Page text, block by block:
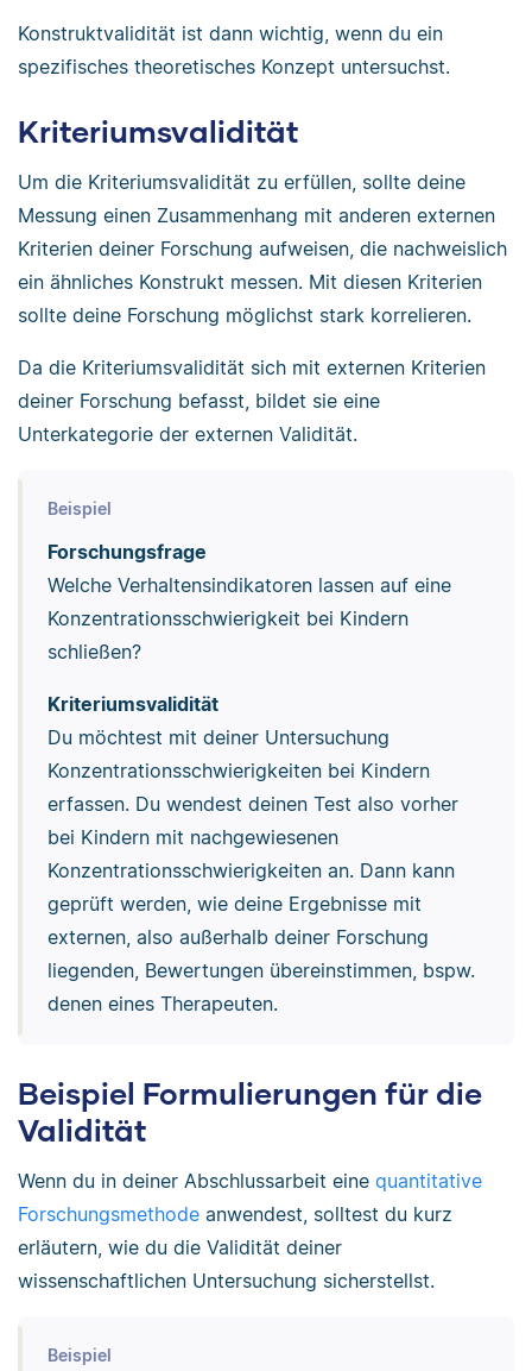
Konstruktvalidität ist dann wichtig, wenn du ein
spezifisches theoretisches Konzept untersuchst.
Kriteriumsvalidität
Um die Kriteriumsvalidität zu erfüllen, sollte deine
Messung einen Zusammenhang mit anderen externen
Kriterien deiner Forschung aufweisen, die nachweislich
ein ähnliches Konstrukt messen. Mit diesen Kriterien
sollte deine Forschung möglichst stark korrelieren.
Da die Kriteriumsvalidität sich mit externen Kriterien
deiner Forschung befasst, bildet sie eine
Unterkategorie der externen Validität.
Beispiel
Forschungsfrage
Welche Verhaltensindikatoren lassen auf eine
Konzentrationsschwierigkeit bei Kindern
schließen?
Kriteriumsvalidität
Du möchtest mit deiner Untersuchung
Konzentrationsschwierigkeiten bei Kindern
erfassen. Du wendest deinen Test also vorher
bei Kindern mit nachgewiesenen
Konzentrationsschwierigkeiten an. Dann kann
geprüft werden, wie deine Ergebnisse mit
externen, also außerhalb deiner Forschung
liegenden, Bewertungen übereinstimmen, bspw.
denen eines Therapeuten.
Beispiel Formulierungen für die
Validität
Wenn du in deiner Abschlussarbeit eine quantitative
Forschungsmethode anwendest, solltest du kurz
erläutern, wie du die Validität deiner
wissenschaftlichen Untersuchung sicherstellst.
Beispiel